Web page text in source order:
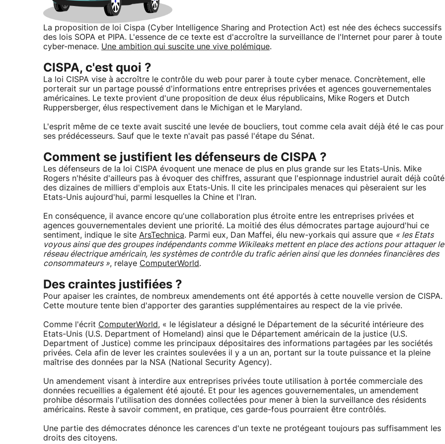
La proposition de loi Cispa (Cyber Intelligence Sharing and Protection Act) est née des échecs successifs
des lois SOPA et PIPA. L'essence de ce texte est d'accroître la surveillance de l'Internet pour parer à toute
cyber-menace. Une ambition qui suscite une vive polémique.
CISPA, c'est quoi ?
La loi CISPA vise à accroître le contrôle du web pour parer à toute cyber menace. Concrètement, elle
porterait sur un partage poussé d'informations entre entreprises privées et agences gouvernementales
américaines. Le texte provient d'une proposition de deux élus républicains, Mike Rogers et Dutch
Ruppersberger, élus respectivement dans le Michigan et le Maryland.
L'esprit même de ce texte avait suscité une levée de boucliers, tout comme cela avait déjà été le cas pour
ses prédécesseurs. Sauf que le texte n'avait pas passé l'étape du Sénat.
Comment se justifient les défenseurs de CISPA ?
Les défenseurs de la loi CISPA évoquent une menace de plus en plus grande sur les Etats-Unis. Mike
Rogers n'hésite d'ailleurs pas à évoquer des chiffres, assurant que l'espionnage industriel aurait déjà coûté
des dizaines de milliers d'emplois aux Etats-Unis. Il cite les principales menaces qui pèseraient sur les
Etats-Unis aujourd'hui, parmi lesquelles la Chine et l'Iran.
En conséquence, il avance encore qu'une collaboration plus étroite entre les entreprises privées et
agences gouvernementales devient une priorité. La moitié des élus démocrates partage aujourd'hui ce
sentiment, indique le site ArsTechnica. Parmi eux, Dan Maffei, élu new-yorkais qui assure que « les Etats
voyous ainsi que des groupes indépendants comme Wikileaks mettent en place des actions pour attaquer le
réseau électrique américain, les systèmes de contrôle du trafic aérien ainsi que les données financières des
consommateurs », relaye ComputerWorld.
Des craintes justifiées ?
Pour apaiser les craintes, de nombreux amendements ont été apportés à cette nouvelle version de CISPA.
Cette mouture tente bien d'apporter des garanties supplémentaires au respect de la vie privée.
Comme l'écrit ComputerWorld, « le législateur a désigné le Département de la sécurité intérieure des
Etats-Unis (U.S. Department of Homeland) ainsi que le Département américain de la justice (U.S.
Department of Justice) comme les principaux dépositaires des informations partagées par les sociétés
privées. Cela afin de lever les craintes soulevées il y a un an, portant sur la toute puissance et la pleine
maîtrise des données par la NSA (National Security Agency).
Un amendement visant à interdire aux entreprises privées toute utilisation à portée commerciale des
données recueillies a également été ajouté. Et pour les agences gouvernementales, un amendement
prohibe désormais l'utilisation des données collectées pour mener à bien la surveillance des résidents
américains. Reste à savoir comment, en pratique, ces garde-fous pourraient être contrôlés.
Une partie des démocrates dénonce les carences d'un texte ne protégeant toujours pas suffisamment les
droits des citoyens.